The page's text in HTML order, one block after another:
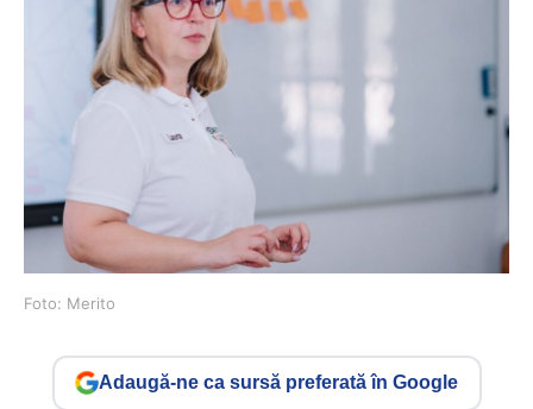
Foto: Merito
Adaugă-ne ca sursă preferată în Google